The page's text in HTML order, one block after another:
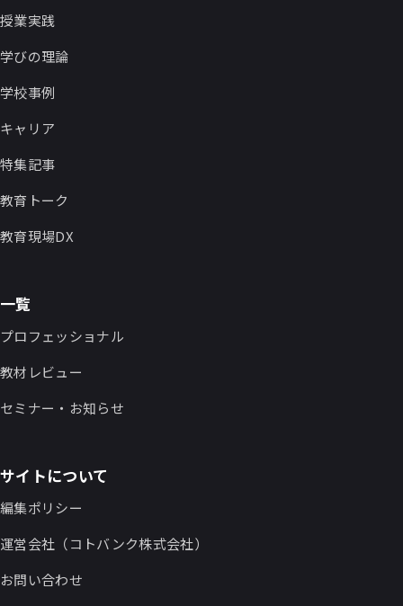
授業実践
学びの理論
学校事例
キャリア
特集記事
教育トーク
教育現場DX
一覧
プロフェッショナル
教材レビュー
セミナー・お知らせ
サイトについて
編集ポリシー
運営会社（コトバンク株式会社）
お問い合わせ